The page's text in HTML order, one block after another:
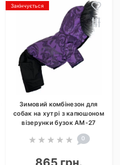
Закінчується
Зимовий комбінезон для
собак на хутрі з капюшоном
візерунки бузок AM-27
0